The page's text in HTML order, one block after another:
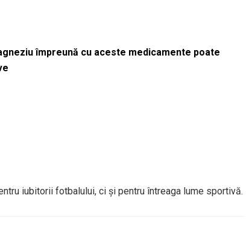
împreună cu aceste medicamente poate
iubitorii fotbalului, ci și pentru întreaga lume sportivă.